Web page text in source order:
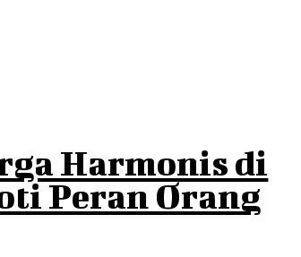
Harmonis di
Peran Orang